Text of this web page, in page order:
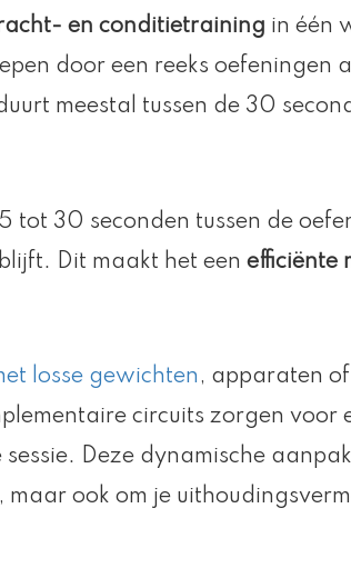
en conditietraining in één
door een reeks oefeningen
meestal tussen de 30
tot 30 seconden tussen de
Dit maakt het een efficiënte
losse gewichten , apparaten
circuits zorgen voor
Deze dynamische
ook om je